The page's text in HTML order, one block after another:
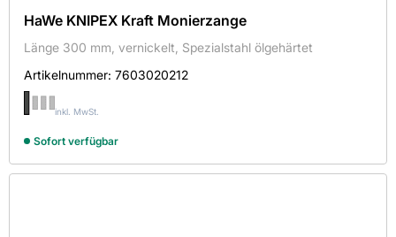
HaWe KNIPEX Kraft Monierzange
Länge 300 mm, vernickelt, Spezialstahl ölgehärtet
Artikelnummer: 7603020212
inkl. MwSt.
Sofort verfügbar